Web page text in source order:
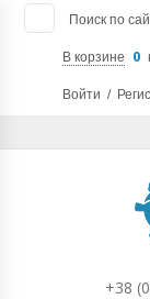
Поиск по
В корзине 0
Войти /
+38